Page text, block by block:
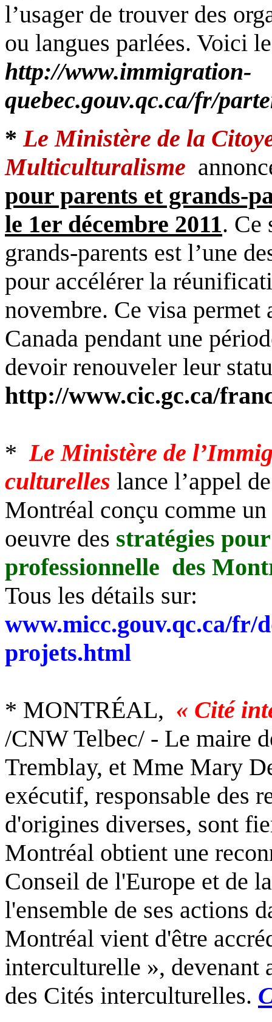
l’usager de trouver des
ou langues parlées. Voici
http://www.immigration-
quebec.gouv.qc.ca/fr/
* Le Ministère de la
Multiculturalisme
pour parents et grands-
le 1er décembre 2011. Ce
grands-parents est l’une
pour accélérer la
novembre. Ce visa permet
Canada pendant une
devoir renouveler leur
http://www.cic.gc.ca/
* Le Ministère de
culturelles lance l’appel
Montréal conçu comme
oeuvre des stratégies
professionnelle des
Tous les détails sur:
www.micc.gouv.qc.ca/fr/
projets.html
* MONTRÉAL, « Cité
/CNW Telbec/ - Le maire
Tremblay, et Mme Mary
exécutif, responsable des
d'origines diverses, sont
Montréal obtient une
Conseil de l'Europe et de
l'ensemble de ses actions
Montréal vient d'être
interculturelle », devenant
des Cités interculturelles.